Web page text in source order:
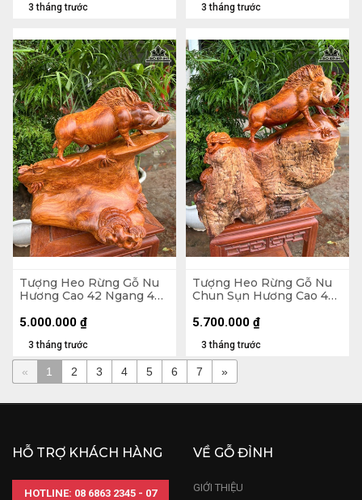
3 tháng trước 3 tháng trước
Tượng Heo Rừng Gỗ Nu
Hương Cao 42 Ngang 42
3 tháng trước
5.000.000 ₫
Tượng Heo Rừng Gỗ Nu
Chun Sụn Hương Cao 48
3 tháng trước
5.700.000 ₫
« 1 2 3 4 5 6 7 »
HỖ TRỢ KHÁCH HÀNG
HOTLINE: 08 6863 2345 - 07
VỀ GỖ ĐỈNH
GIỚI THIỆU